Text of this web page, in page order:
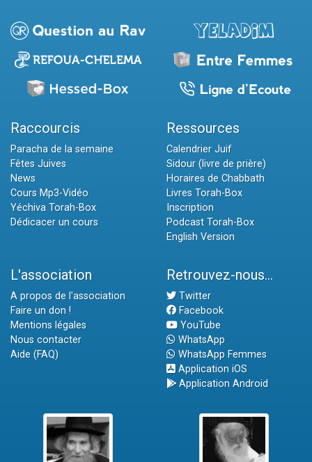
Raccourcis
Paracha de la semaine
Fêtes Juives
News
Cours Mp3-Vidéo
Yéchiva Torah-Box
Dédicacer un cours
Ressources
Calendrier Juif
Sidour (livre de prière)
Horaires de Chabbath
Livres Torah-Box
Inscription
Podcast Torah-Box
English Version
L'association
A propos de l'association
Faire un don !
Mentions légales
Nous contacter
Aide (FAQ)
Retrouvez-nous...
Twitter
Facebook
YouTube
WhatsApp
WhatsApp Femmes
Application iOS
Application Android